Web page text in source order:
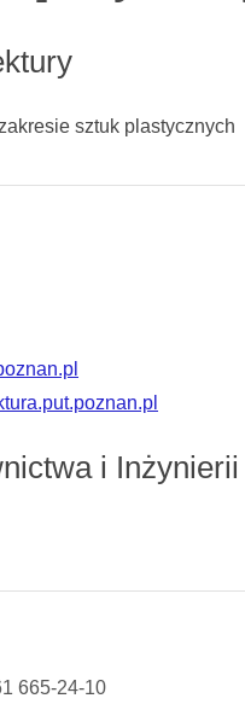
sztuk plastycznych
i
665-24-10